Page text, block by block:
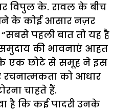
विपुल के. रावल के बीच
के कोई आसार नज़र
पहली बात तो यह है
की भावनाएं आहत
के एक छोटे से समूह ने इस
रचनात्मकता को आधार
चाहते हैं.
है कि कई पादरी उनके